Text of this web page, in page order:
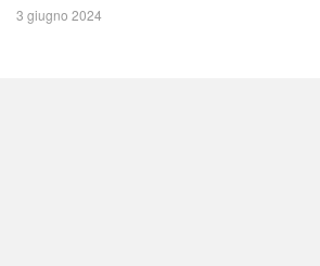
3 giugno 2024